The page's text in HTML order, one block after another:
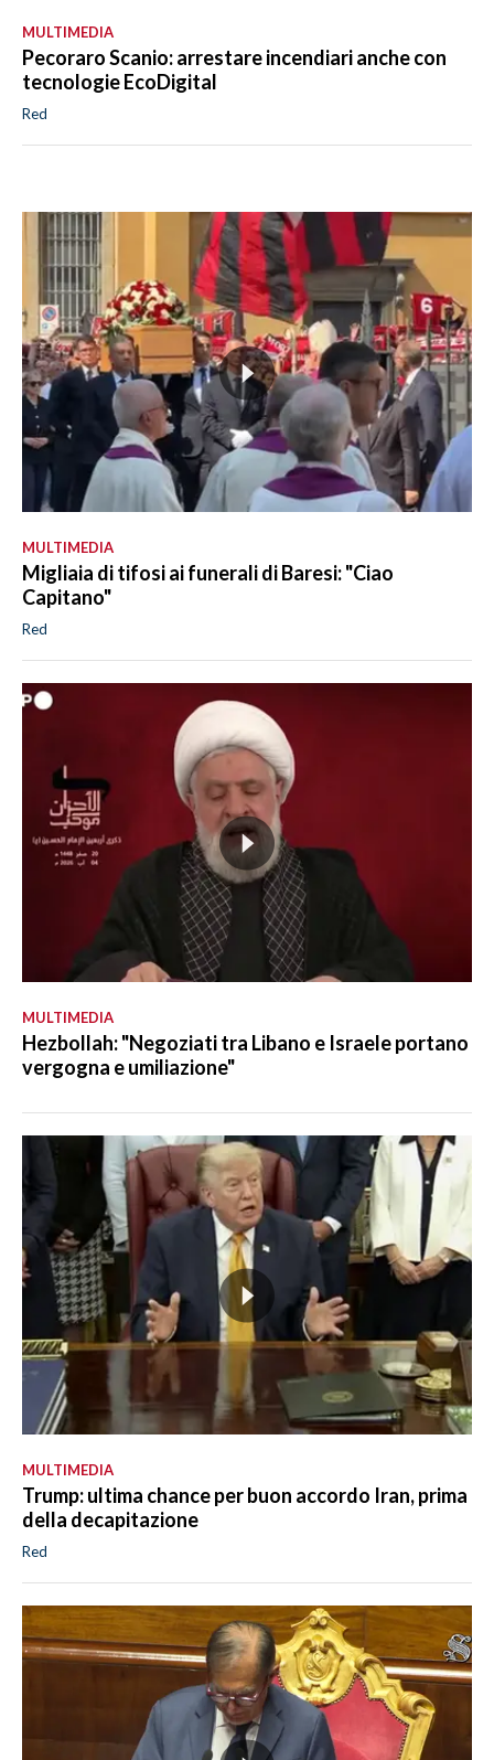
MULTIMEDIA
Pecoraro Scanio: arrestare incendiari anche con
tecnologie EcoDigital
Red
MULTIMEDIA
Migliaia di tifosi ai funerali di Baresi: "Ciao
Capitano"
Red
MULTIMEDIA
Hezbollah: "Negoziati tra Libano e Israele portano
vergogna e umiliazione"
MULTIMEDIA
Trump: ultima chance per buon accordo Iran, prima
della decapitazione
Red